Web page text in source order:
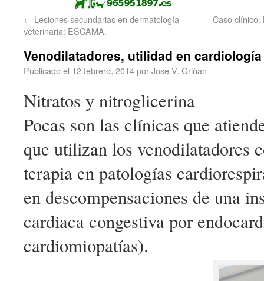
← Lesiones secundarias en dermatología
veterinaria: ESCAMA.
Caso clínico.
Venodilatadores, utilidad en
Publicado el 12 febrero, 2014porJose V. Griñan
Nitratos y nitroglicerina
Pocas son las clínicas que
que utilizan los venodilatadores
terapia en patologías
en descompensaciones de una
cardiaca congestiva por
cardiomiopatías).